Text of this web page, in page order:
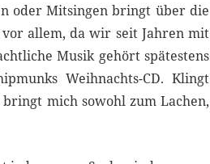
oder Mitsingen bringt über die
allem, da wir seit Jahren mit
Musik gehört spätestens
Weihnachts-CD. Klingt
mich sowohl zum Lachen,